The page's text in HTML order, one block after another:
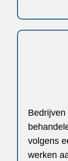
volgens
werken